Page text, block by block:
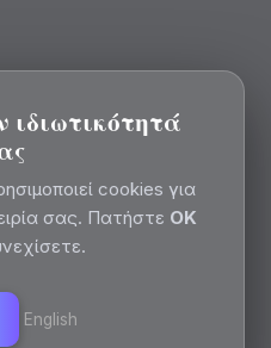
ιδιωτικότητά
cookies για
σας. Πατήστε OK
English